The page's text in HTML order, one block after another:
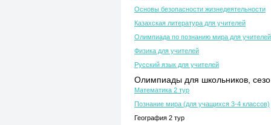
Основы безопасности жизнедеятельности
Казахская литература для учителей
Олимпиада по познанию мира для учителей
Физика для учителей
Русский язык для учителей
Олимпиады для школьников,
Математика 2 тур
Познание мира (для учащихся 3-4 классов)
География 2 тур